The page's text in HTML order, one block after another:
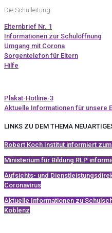
Die Schulleitung
Elternbrief Nr. 1
Informationen zur Schulöffnung
Umgang mit Corona
Sorgentelefon für Eltern
Hilfe
Plakat-Hotline-3
Aktuelle Informationen für unsere
LINKS ZU DEM THEMA
Robert Koch Institut informiert
Ministerium für Bildung RLP
Aufsichts- und
Coronavirus
Aktuelle Informationen zu
Koblenz